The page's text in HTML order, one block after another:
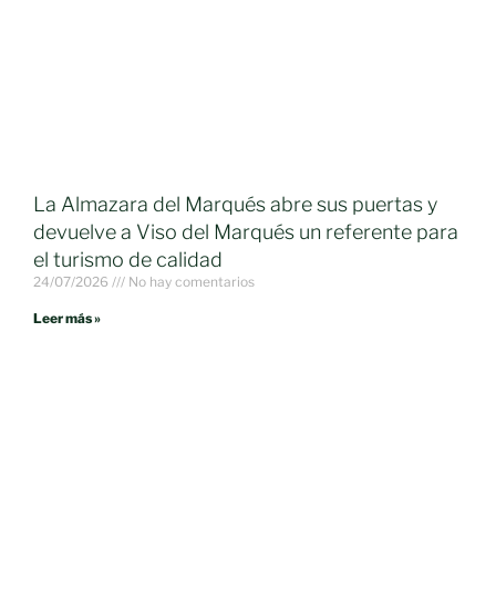
La Almazara del Marqués abre sus puertas y
devuelve a Viso del Marqués un referente para
el turismo de calidad
24/07/2026 No hay comentarios
Leer más »